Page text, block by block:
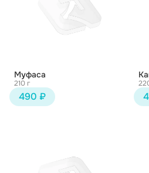
Муфаса
210 г
490 ₽